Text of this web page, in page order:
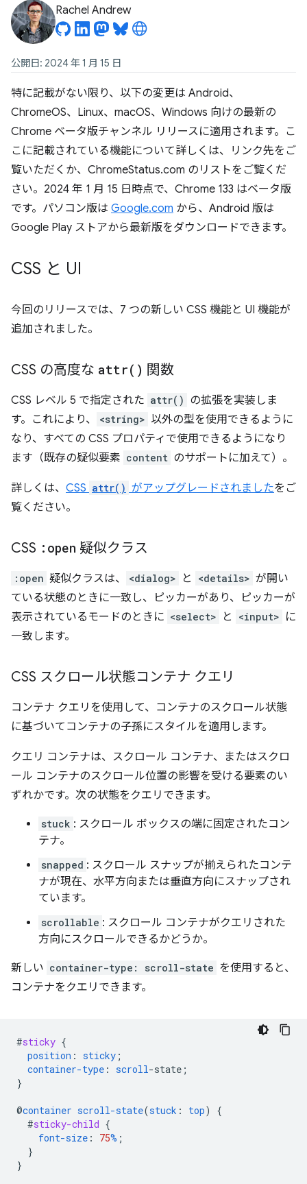
Rachel Andrew
公開日: 2024 年 1 月 15 日
特に記載がない限り、以下の変更は Android、
ChromeOS、Linux、macOS、Windows 向けの最新の
Chrome ベータ版チャンネル リリースに適用されます。こ
こに記載されている機能について詳しくは、リンク先をご
覧いただくか、ChromeStatus.com のリストをご覧くだ
さい。2024 年 1 月 15 日時点で、Chrome 133 はベータ版
です。パソコン版は Google.com から、Android 版は
Google Play ストアから最新版をダウンロードできます。
CSS と UI
今回のリリースでは、7 つの新しい CSS 機能と UI 機能が
追加されました。
CSS の高度な attr( ) 関数
CSS レベル 5 で指定された attr() の拡張を実装しま
す。これにより、
<string> 以外の型を使用できるように
なり、すべての CSS プロパティで使用できるようになり
ます（既存の疑似要素 content のサポートに加えて）。
詳しくは、 CSS attr() がアップグレードされましたをご
覧ください。
CSS :open 疑似クラス
:open 疑似クラスは、 <dialog> と <details> が開い
ている状態のときに一致し、ピッカーがあり、ピッカーが
表示されているモードのときに <select> と <input> に
一致します。
CSS スクロール状態コンテナ クエリ
コンテナ クエリを使用して、コンテナのスクロール状態
に基づいてコンテナの子孫にスタイルを適用します。
クエリ コンテナは、スクロール コンテナ、またはスクロ
ール コンテナのスクロール位置の影響を受ける要素のい
ずれかです。次の状態をクエリできます。
stuck : スクロール ボックスの端に固定されたコン
テナ。
snapped : スクロール スナップが揃えられたコンテ
ナが現在、水平方向または垂直方向にスナップされ
ています。
scrollable : スクロール コンテナがクエリされた
方向にスクロールできるかどうか。
新しい container-type: scroll-state を使用すると、
コンテナをクエリできます。
#sticky {
position : sticky ;
container-type : scroll-state ;
}
@container scroll-state(stuck : top)
{
#sticky-child {
font-size : 75% ;
}
}